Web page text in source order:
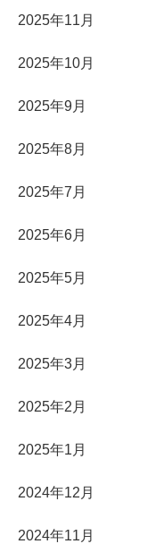
2025年11月
2025年10月
2025年9月
2025年8月
2025年7月
2025年6月
2025年5月
2025年4月
2025年3月
2025年2月
2025年1月
2024年12月
2024年11月